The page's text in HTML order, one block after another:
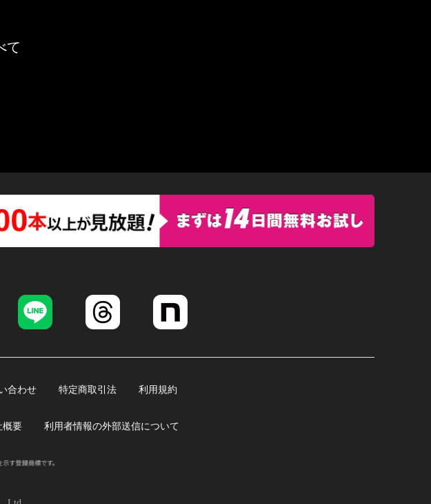
て
合わせ 特定商取引法 利用規約
概要 利用者情報の外部送信について